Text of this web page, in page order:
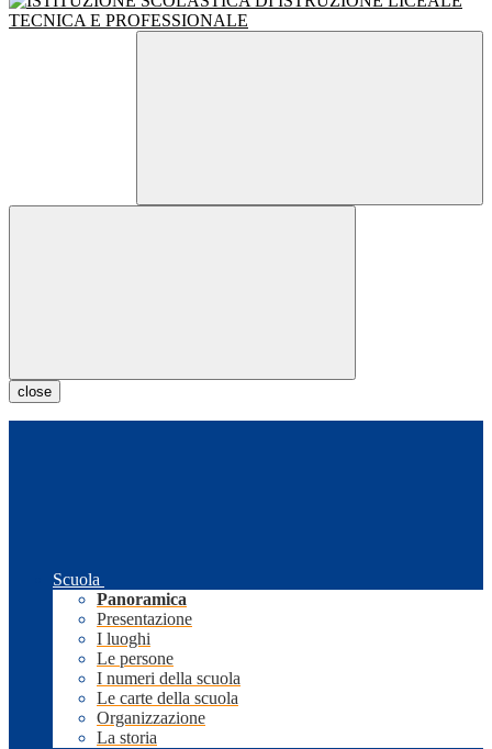
close
Scuola
Panoramica
Presentazione
I luoghi
Le persone
I numeri della scuola
Le carte della scuola
Organizzazione
La storia